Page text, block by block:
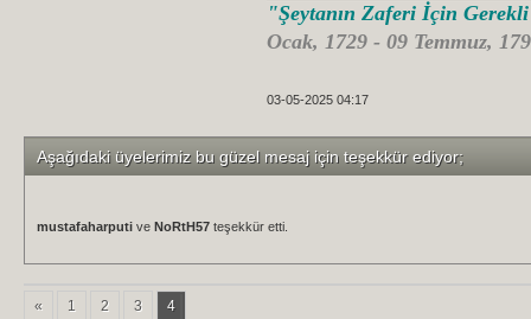
"Şeytanın Zaferi İçin
Ocak, 1729 - 09 Temmuz,
03-05-2025 04:17
Aşağıdaki üyelerimiz bu güzel mesaj için teşekkür ediyor;
mustafaharputi ve NoRtH57 teşekkür etti.
« 1 2 3 4